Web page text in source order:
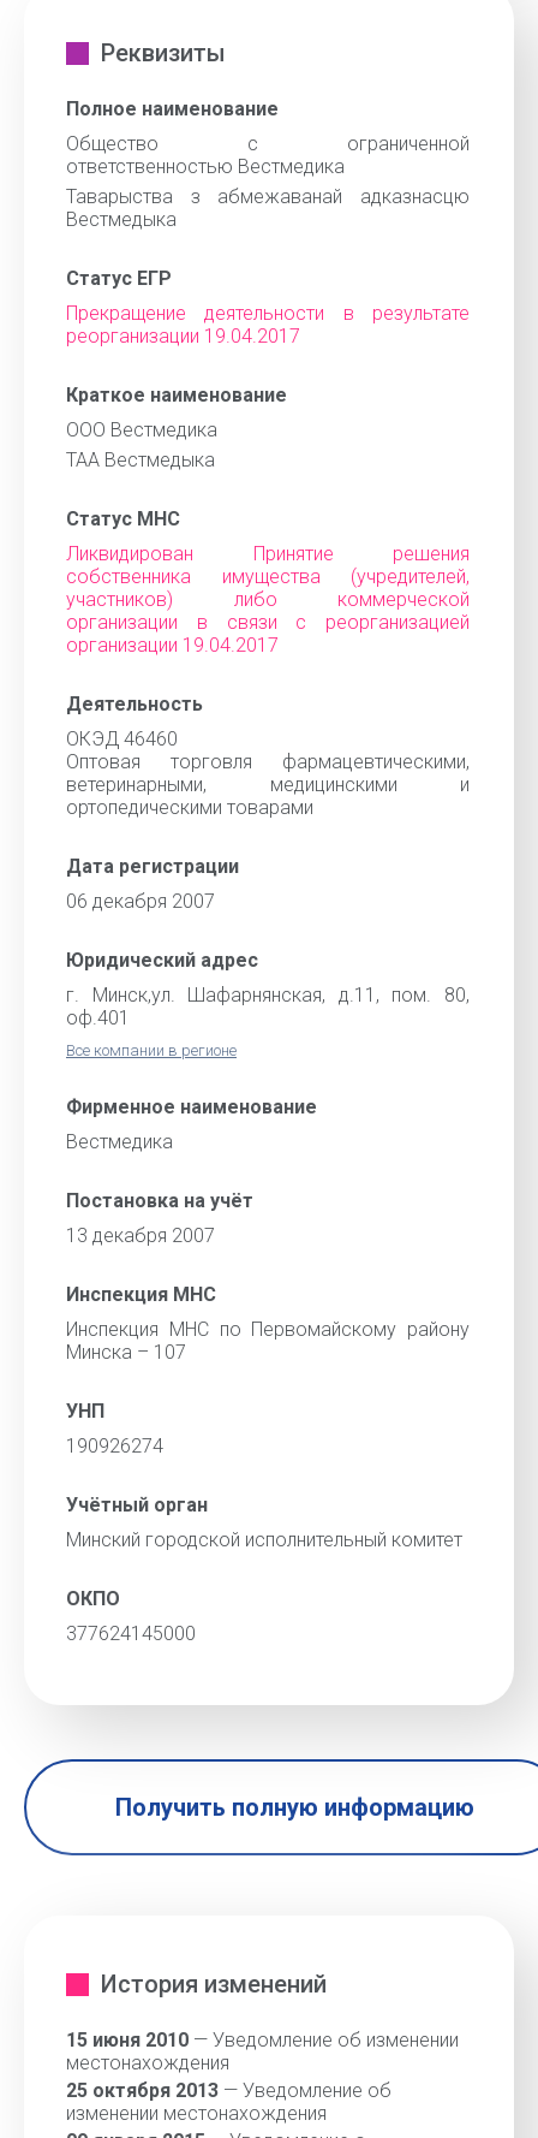
Реквизиты
Полное наименование
Общество с ограниченной
ответственностью Вестмедика
Таварыства з абмежаванай адказнасцю
Вестмедыка
Статус ЕГР
Прекращение деятельности в результате
реорганизации 19.04.2017
Краткое наименование
ООО Вестмедика
ТАА Вестмедыка
Статус МНС
Ликвидирован Принятие решения
собственника имущества (учредителей,
участников) либо коммерческой
организации в связи с реорганизацией
организации 19.04.2017
Деятельность
ОКЭД 46460
Оптовая торговля фармацевтическими,
ветеринарными, медицинскими и
ортопедическими товарами
Дата регистрации
06 декабря 2007
Юридический адрес
г. Минск,ул. Шафарнянская, д.11, пом. 80,
оф.401
Все компании в регионе
Фирменное наименование
Вестмедика
Постановка на учёт
13 декабря 2007
Инспекция МНС
Инспекция МНС по Первомайскому району
Минска – 107
УНП
190926274
Учётный орган
Минский городской исполнительный комитет
ОКПО
377624145000
Получить полную информацию
История изменений
15 июня 2010 — Уведомление об изменении
местонахождения
25 октября 2013 — Уведомление об
изменении местонахождения